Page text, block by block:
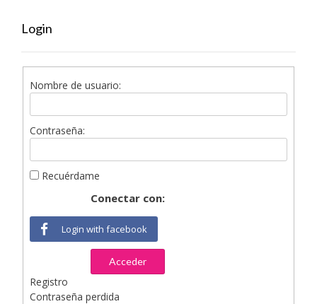
Login
Nombre de usuario:
Contraseña:
Recuérdame
Conectar con:
Login with facebook
Acceder
Registro
Contraseña perdida